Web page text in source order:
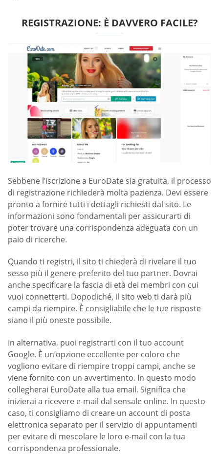
REGISTRAZIONE: È DAVVERO FACILE?
Sebbene l’iscrizione a EuroDate sia gratuita, il processo
di registrazione richiederà molta pazienza. Devi essere
pronto a fornire tutti i dettagli richiesti dal sito. Le
informazioni sono fondamentali per assicurarti di
poter trovare una corrispondenza adeguata con un
paio di ricerche.
Quando ti registri, il sito ti chiederà di rivelare il tuo
sesso più il genere preferito del tuo partner. Dovrai
anche specificare la fascia di età dei membri con cui
vuoi connetterti. Dopodiché, il sito web ti darà più
campi da riempire. È consigliabile che le tue risposte
siano il più oneste possibile.
In alternativa, puoi registrarti con il tuo account
Google. È un’opzione eccellente per coloro che
vogliono evitare di riempire troppi campi, anche se
viene fornito con un avvertimento. In questo modo
collegherai EuroDate alla tua email. Significa che
inizierai a ricevere e-mail dal sensale online. In questo
caso, ti consigliamo di creare un account di posta
elettronica separato per il servizio di appuntamenti
per evitare di mescolare le loro e-mail con la tua
corrispondenza professionale.